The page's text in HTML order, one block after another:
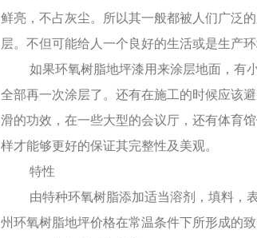
鲜亮，不占灰尘。所以其一般都被人们广泛
层。不但可能给人一个良好的生活或是生产
如果环氧树脂地坪漆用来涂层地面，有小
全部再一次涂层了。还有在施工的时候应该
滑的功效，在一些大型的会议厅，还有体育
样才能够更好的保证其完整性及美观。
特性
由特种环氧树脂添加适当溶剂，填料，表
州环氧树脂地坪价格在常温条件下所形成的